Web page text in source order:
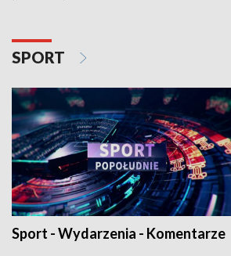
SPORT
Sport - Wydarzenia - Komentarze